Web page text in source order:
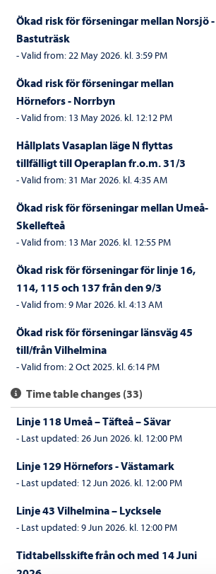
Ökad risk för förseningar mellan Norsjö -
Bastuträsk
-Valid from:22 May 2026. kl. 3:59 PM
Ökad risk för förseningar mellan
Hörnefors - Norrbyn
-Valid from: 13 May 2026. kl. 12:12 PM
Hållplats Vasaplan läge N flyttas
tillfälligt till Operaplan fr.o.m. 31/3
-Valid from:31 Mar 2026. kl. 4:35 AM
Ökad risk för förseningar mellan Umeå-
Skellefteå
-Valid from: 13 Mar 2026. kl. 12:55 PM
Ökad risk för förseningar för linje 16,
114, 115 och 137 från den 9/3
-Valid from:9 Mar 2026. kl. 4:13 AM
Ökad risk för förseningar länsväg 45
till/från Vilhelmina
-Valid from:2 Oct 2025. kl. 6:14 PM
Time table changes (33)
Linje 118 Umeå – Täfteå – Sävar
- Last updated:26 Jun 2026. kl. 12:00 PM
Linje 129 Hörnefors - Västamark
- Last updated: 12 Jun 2026. kl. 12:00 PM
Linje 43 Vilhelmina – Lycksele
- Last updated:9 Jun 2026. kl. 12:00 PM
Tidtabellsskifte från och med 14 Juni